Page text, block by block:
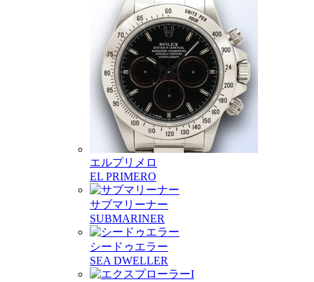
エルプリメロ
EL PRIMERO
サブマリーナー
SUBMARINER
シードゥエラー
SEA DWELLER